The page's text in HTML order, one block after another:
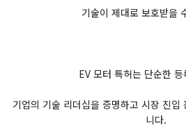
기술이 제대로 보호받을
EV 모터 특허는 단순한
기업의 기술 리더십을 증명하고 시장 진입
니다.